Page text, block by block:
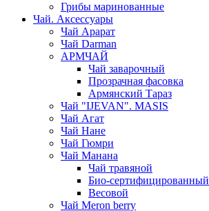
Грибы маринованные
Чай. Аксессуары
Чай Арарат
Чай Darman
АРМЧАЙ
Чай заварочный
Прозрачная фасовка
Армянский Тараз
Чай "IJEVAN". MASIS
Чай Агат
Чай Нане
Чай Гюмри
Чай Манана
Чай травяной
Био-сертифицированный
Весовой
Чай Meron berry